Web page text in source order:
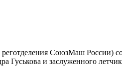
СоюзМаш России)
Гуськова и заслуженного